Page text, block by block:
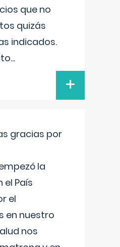
que no
quizás
indicados.
...
+
gracias por
la
el País
el
en nuestro
nos